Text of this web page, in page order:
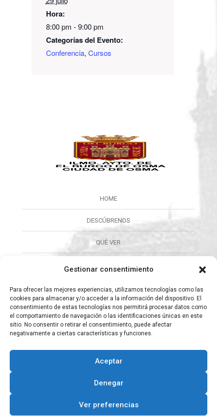
Gestionar consentimiento
Para ofrecer las mejores experiencias, utilizamos tecnologías como las
cookies para almacenar y/o acceder a la información del dispositivo. El
consentimiento de estas tecnologías nos permitirá procesar datos como
el comportamiento de navegación o las identificaciones únicas en este
sitio. No consentir o retirar el consentimiento, puede afectar
negativamente a ciertas características y funciones.
Aceptar
Denegar
Ver preferencias
Hora:
8:00 pm - 9:00 pm
Categorías del Evento:
Conferencia, Cursos
HOME
DESCÚBRENOS
QUÉ VER
CALENDARIO
ORGANIZA TU VISITA
CULTURA
INFORMACIÓN